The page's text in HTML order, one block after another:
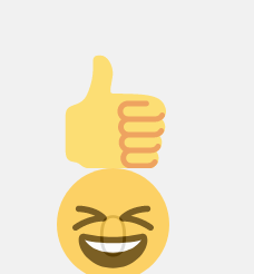
Палец
вверх!
0
Дикий
смех!